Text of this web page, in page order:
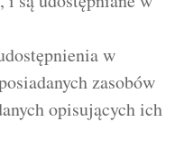
w
zasobów
opisujących ich